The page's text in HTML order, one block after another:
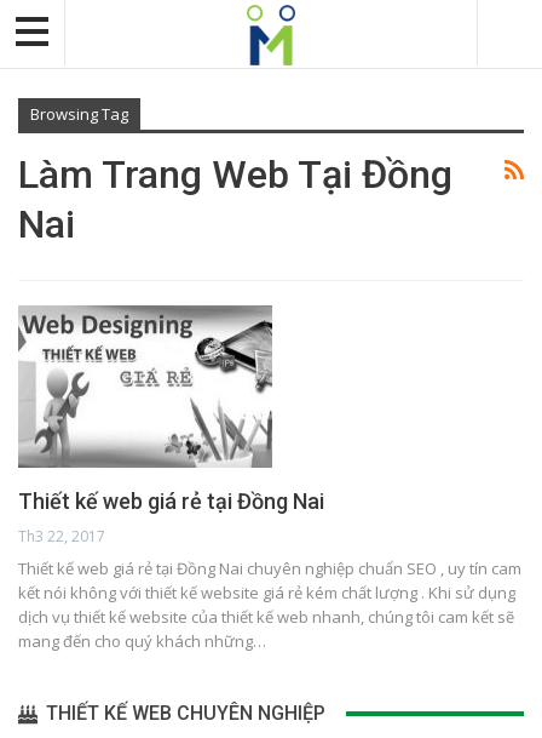
Browsing Tag
Làm Trang Web Tại Đồng
Nai
Thiết kế web giá rẻ tại Đồng Nai
Th3 22, 2017
Thiết kế web giá rẻ tại Đồng Nai chuyên nghiệp chuẩn SEO , uy tín cam
kết nói không với thiết kế website giá rẻ kém chất lượng . Khi sử dụng
dịch vụ thiết kế website của thiết kế web nhanh, chúng tôi cam kết sẽ
mang đến cho quý khách những…
THIẾT KẾ WEB CHUYÊN NGHIỆP